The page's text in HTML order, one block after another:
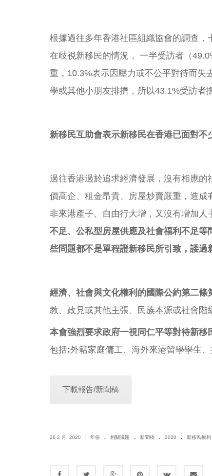
根據過往多年香港社區組織協會的調查
在歧視新移民的情況， 一半受訪者（
重，10.3%表示因壓力或不公平對待而失
學或其他小朋友排擠，所以43.1%受訪者
新移民互助會表示新移民在香港已面對不
過往香港過於追求經濟發展，沒有相應
價高企、租金昂貴、房屋炒賣嚴重，造
非來港產子、自由行大增，又沒有增加
不足、公私型房屋供應及社會福利不足
些問題都不是單程證新移民所引致，諉
經濟、社會與文化權利的國際公約第二條
教、政見或其他主張、民族本源或社會階
本會強烈要求政府一視同仁平等對待新
包括:外籍家庭傭工、海外來港留學學生、
下載報告/新聞稿
26 2 月, 2020 年份 . 相關議題 . 新聞稿 . 2020 . 新移民權利